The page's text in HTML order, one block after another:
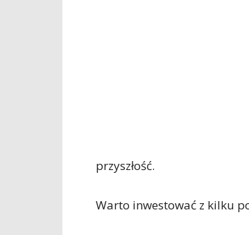
przyszłość.
Warto inwestować z kilku